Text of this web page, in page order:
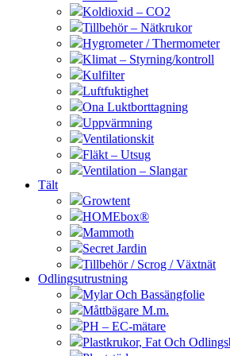
Koldioxid – CO2
Tillbehör – Nätkrukor
Hygrometer / Thermometer
Klimat – Styrning/kontroll
Kulfilter
Luftfuktighet
Ona Luktborttagning
Uppvärmning
Ventilationskit
Fläkt – Utsug
Ventilation – Slangar
Tält
Growtent
HOMEbox®
Mammoth
Secret Jardin
Tillbehör / Scrog / Växtnät
Odlingsutrustning
Mylar Och Bassängfolie
Måttbägare M.m.
PH – EC-mätare
Plastkrukor, Fat Och